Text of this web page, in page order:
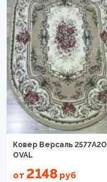
Ковер Версаль 2577A2O
OVAL
от 2148 руб